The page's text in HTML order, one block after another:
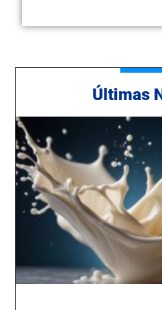
Ú ltimas